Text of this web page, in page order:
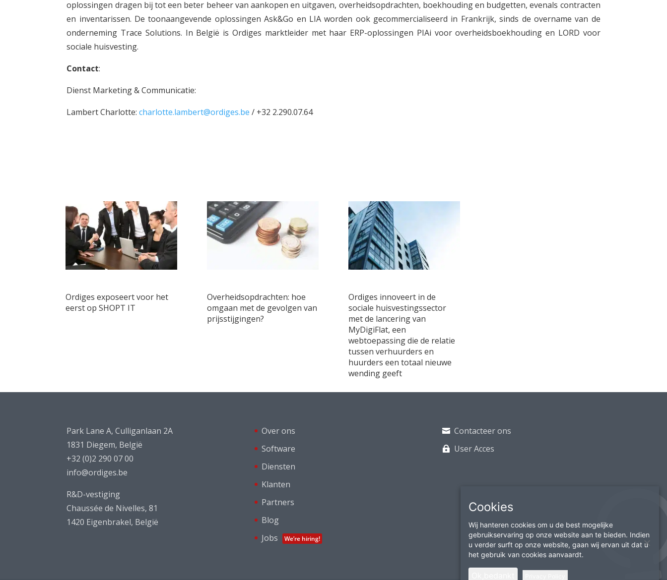
oplossingen dragen bij tot een beter beheer van aankopen en uitgaven, overheidsopdrachten, boekhouding en budgetten, evenals contracten
en inventarissen. De toonaangevende oplossingen Ask&Go en LIA worden ook gecommercialiseerd in Frankrijk, sinds de overname van de
onderneming Trace Solutions. In België is Ordiges marktleider met haar ERP-oplossingen PIAi voor overheidsboekhouding en LORD voor
sociale huisvesting.
Contact:
Dienst Marketing & Communicatie:
Lambert Charlotte:charlotte.lambert@ordiges.be / +32 2.290.07.64
Ordiges exposeert voor het
eerst op SHOPT IT
Overheidsopdrachten: hoe
omgaan met de gevolgen van
prijsstijgingen?
Ordiges innoveert in de
sociale huisvestingssector
met de lancering van
MyDigiFlat, een
webtoepassing die de relatie
tussen verhuurders en
huurders een totaal nieuwe
wending geeft
Park Lane A, Culliganlaan 2A
1831 Diegem, België
+32 (0)2 290 07 00
info@ordiges.be
R&D-vestiging
Chaussée de Nivelles, 81
1420 Eigenbrakel, België
Over ons
Software
Diensten
Klanten
Partners
Blog
Jobs
We’re hiring!
Contacteer ons
User Acces
Cookies
Wij hanteren cookies om u de best mogelijke
gebruikservaring op onze website aan te bieden. Indien
u verder surft op onze website, gaan wij ervan uit dat u
het gebruik van cookies aanvaardt.